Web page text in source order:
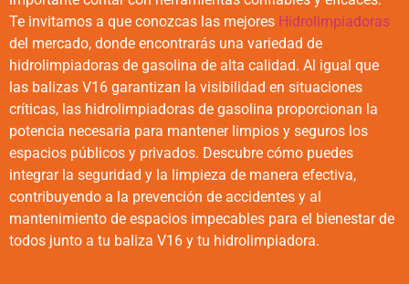
Te invitamos a que conozcas las mejores Hidrolimpiadoras
del mercado, donde encontrarás una variedad de
hidrolimpiadoras de gasolina de alta calidad. Al igual que
las balizas V16 garantizan la visibilidad en situaciones
críticas, las hidrolimpiadoras de gasolina proporcionan la
potencia necesaria para mantener limpios y seguros los
espacios públicos y privados. Descubre cómo puedes
integrar la seguridad y la limpieza de manera efectiva,
contribuyendo a la prevención de accidentes y al
mantenimiento de espacios impecables para el bienestar de
todos junto a tu baliza V16 y tu hidrolimpiadora.